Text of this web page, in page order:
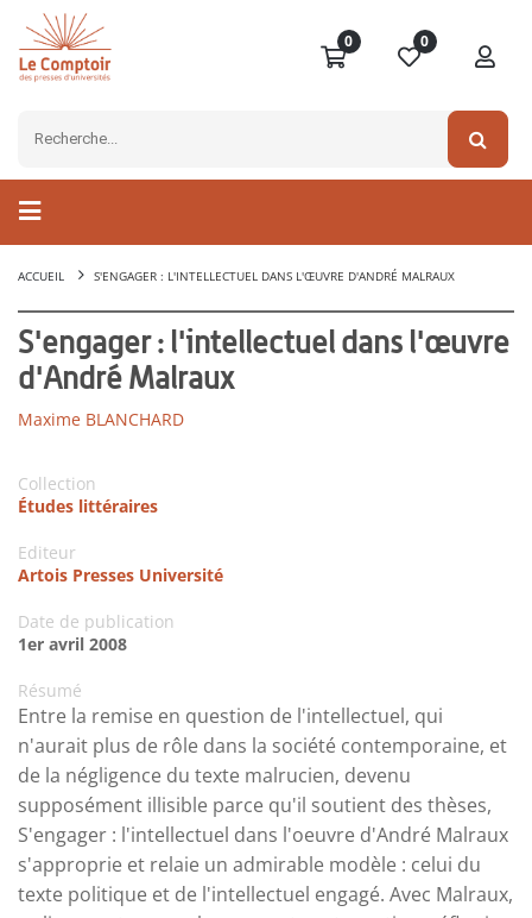
0 0
ACCUEIL S'ENGAGER : L'INTELLECTUEL DANS L'ŒUVRE D'ANDRÉ MALRAUX
S'engager : l'intellectuel dans l'œuvre
d'André Malraux
Maxime BLANCHARD
Collection
Études littéraires
Editeur
Artois Presses Université
Date de publication
1er avril 2008
Résumé
Entre la remise en question de l'intellectuel, qui
n'aurait plus de rôle dans la société contemporaine, et
de la négligence du texte malrucien, devenu
supposément illisible parce qu'il soutient des thèses,
S'engager : l'intellectuel dans l'oeuvre d'André Malraux
s'approprie et relaie un admirable modèle : celui du
texte politique et de l'intellectuel engagé. Avec Malraux,